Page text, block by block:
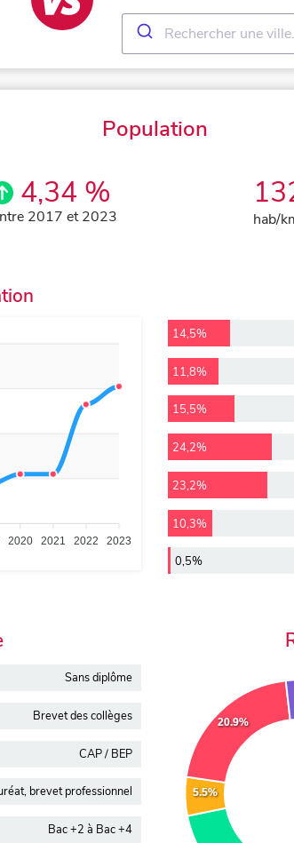
Population
4,34 %
2017 et 2023 hab/
2020 2021 2022 2023
14,5%
11,8%
15,5%
24,2%
23,2%
10,3%
0,5%
Sans diplôme
Brevet des collèges
CAP / BEP
brevet professionnel
Bac +2 à Bac +4
5.5%
20.9%